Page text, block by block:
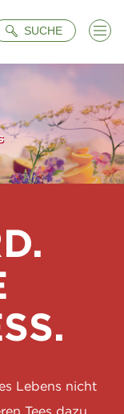
SucheSUCHE
Lebens nicht